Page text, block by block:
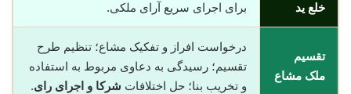
خلع ید
برای اجرای سریع آرای ملکی.
تقسیم
ملک مشاع
درخواست افراز و تفکیک مشاع؛ تنظیم طرح
تقسیم؛ رسیدگی به دعاوی مربوط به استفاده
و تخریب بنا؛ حل اختلافات شرکا و اجرای رای.